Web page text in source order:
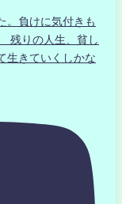
。負けに気付きも
残りの人生、貧し
生きていくしかな